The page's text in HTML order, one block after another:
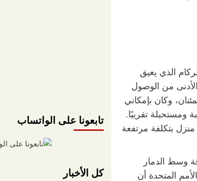
الذي يعيق
من الوصول
وكان بإمكاني
ومستحيلة تقريبًا.
منزل بتكلفة مرتفعة
وسط الدمار
المتحدة أن
تابعونا على الواتساب
كل الأخبار